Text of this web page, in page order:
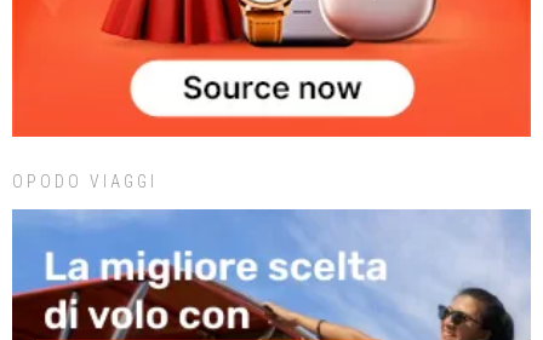
OPODO VIAGGI